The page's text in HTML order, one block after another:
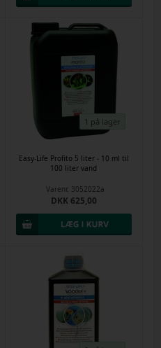
1 på lager
Easy-Life Profito 5 liter - 10 ml til
100 liter vand
Varenr. 3052022a
DKK 625,00